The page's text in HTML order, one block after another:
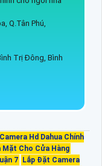
Q.Tân Phú,
Trị Đông, Bình
Hd Dahua Chính
Mặt Cho Cửa Hàng
7 Lắp Đặt Camera